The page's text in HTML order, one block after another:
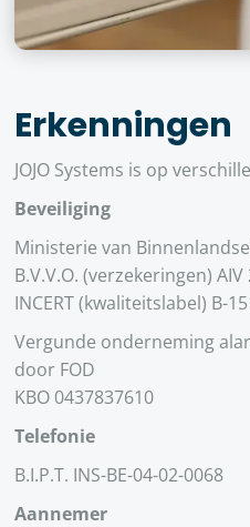
Erkenningen
JOJO Systems is op
Beveiliging
Ministerie van
B.V.V.O. (verzekeringen) AIV
INCERT (kwaliteitslabel) B-
Vergunde onderneming
door FOD
KBO 0437837610
Telefonie
B.I.P.T. INS-BE-04-02-0068
Aannemer